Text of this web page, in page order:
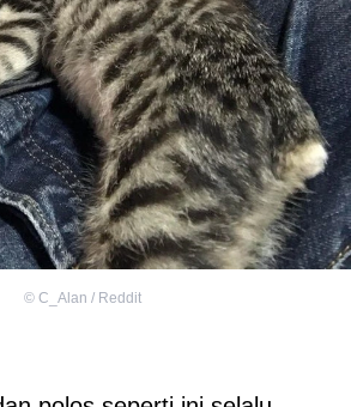
© C_Alan / Reddit